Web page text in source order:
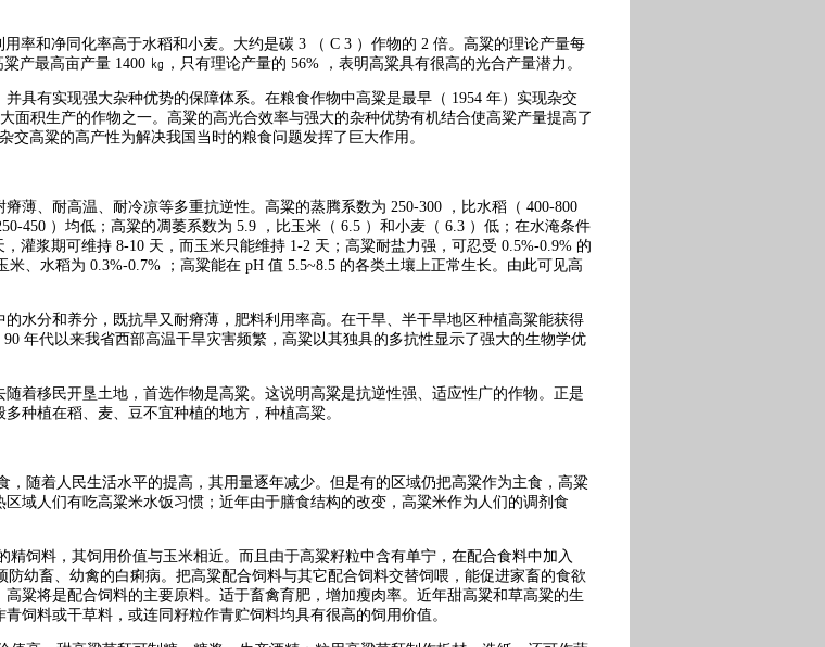
率和净同化率高于水稻和小麦。大约是碳 3 （ C 3 ）作物的 2 倍。高粱的理论产量每
产最高亩产量 1400 ㎏，只有理论产量的 56% ，表明高粱具有很高的光合产量潜力。
具有实现强大杂种优势的保障体系。在粮食作物中高粱是最早（ 1954 年）实现杂交
面积生产的作物之一。高粱的高光合效率与强大的杂种优势有机结合使高粱产量提高了
交高粱的高产性为解决我国当时的粮食问题发挥了巨大作用。
薄、耐高温、耐冷凉等多重抗逆性。高粱的蒸腾系数为 250-300 ，比水稻（ 400-800
450 ）均低；高粱的凋萎系数为 5.9 ，比玉米（ 6.5 ）和小麦（ 6.3 ）低；在水淹条件
灌浆期可维持 8-10 天，而玉米只能维持 1-2 天；高粱耐盐力强，可忍受 0.5%-0.9% 的
米、水稻为 0.3%-0.7% ；高粱能在 pH 值 5.5~8.5 的各类土壤上正常生长。由此可见高
水分和养分，既抗旱又耐瘠薄，肥料利用率高。在干旱、半干旱地区种植高粱能获得
年代以来我省西部高温干旱灾害频繁，高粱以其独具的多抗性显示了强大的生物学优
着移民开垦土地，首选作物是高粱。这说明高粱是抗逆性强、适应性广的作物。正是
种植在稻、麦、豆不宜种植的地方，种植高粱。
，随着人民生活水平的提高，其用量逐年减少。但是有的区域仍把高粱作为主食，高粱
域人们有吃高粱米水饭习惯；近年由于膳食结构的改变，高粱米作为人们的调剂食
精饲料，其饲用价值与玉米相近。而且由于高粱籽粒中含有单宁，在配合食料中加入
防幼畜、幼禽的白痢病。把高粱配合饲料与其它配合饲料交替饲喂，能促进家畜的食欲
粱将是配合饲料的主要原料。适于畜禽育肥，增加瘦肉率。近年甜高粱和草高粱的生
饲料或干草料，或连同籽粒作青贮饲料均具有很高的饲用价值。